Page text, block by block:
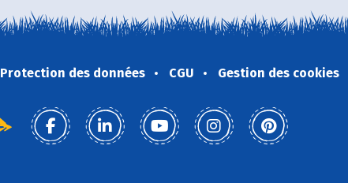
Protection des données CGU Gestion des cookies